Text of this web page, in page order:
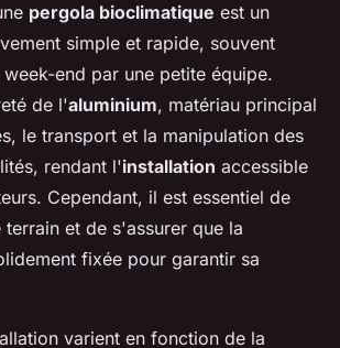
pergola bioclimatique est un
simple et rapide, souvent
end par une petite équipe.
de l'aluminium, matériau principal
le transport et la manipulation des
rendant l'installation accessible
Cependant, il est essentiel de
et de s'assurer que la
fixée pour garantir sa
varient en fonction de la